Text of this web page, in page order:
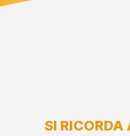
SI RICORDA